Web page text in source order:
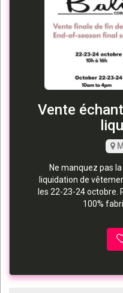
Vente
Ne manquez pas
liquidation de
les 22-23-24 octobre.
100%